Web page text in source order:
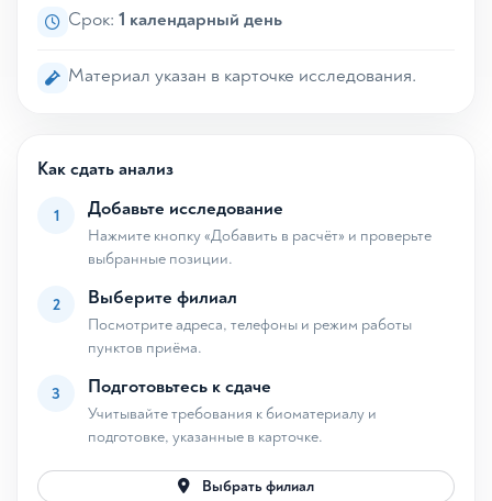
Срок: 1 календарный день
Материал указан в карточке исследования.
Как сдать анализ
1 Добавьте исследование
Нажмите кнопку «Добавить в расчёт» и проверьте
выбранные позиции.
2 Выберите филиал
Посмотрите адреса, телефоны и режим работы
пунктов приёма.
3 Подготовьтесь к сдаче
Учитывайте требования к биоматериалу и
подготовке, указанные в карточке.
Выбрать филиал